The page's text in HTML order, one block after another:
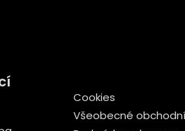
Cookies
Všeobecné